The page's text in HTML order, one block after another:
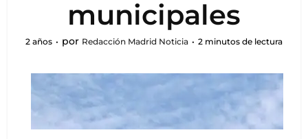
municipales
2 años por Redacción Madrid Noticia 2 minutos de lectura